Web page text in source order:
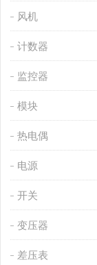
风机
计数器
监控器
模块
热电偶
电源
开关
变压器
差压表